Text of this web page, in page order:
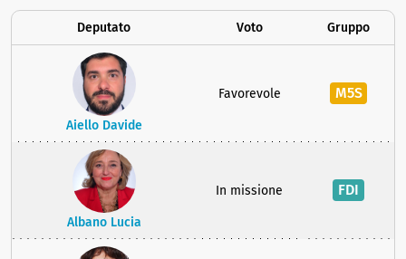
Deputato Voto Gruppo
Aiello Davide
Favorevole M5S
Albano Lucia
In missione FDI